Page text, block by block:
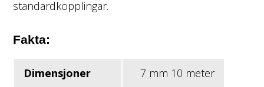
standardkopplingar.
Fakta:
Dimensjoner 7 mm 10 meter